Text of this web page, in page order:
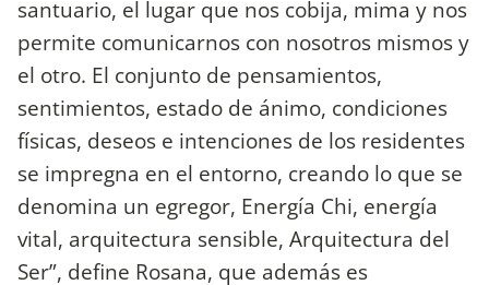
santuario, el lugar que nos cobija, mima y nos
permite comunicarnos con nosotros mismos y
el otro. El conjunto de pensamientos,
sentimientos, estado de ánimo, condiciones
físicas, deseos e intenciones de los residentes
se impregna en el entorno, creando lo que se
denomina un egregor, Energía Chi, energía
vital, arquitectura sensible, Arquitectura del
Ser”, define Rosana, que además es